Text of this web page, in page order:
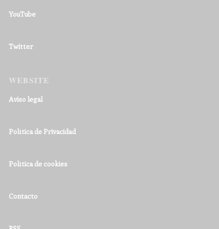
YouTube
Twitter
WEBSITE
Aviso legal
Política de Privacidad
Política de cookies
Contacto